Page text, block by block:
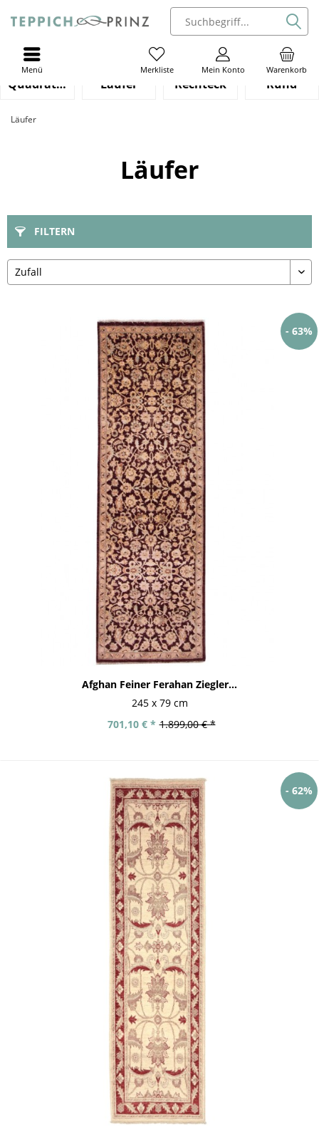
Warenkorb
Mein Konto
Merkliste
Menü
Quadratisch Läufer Rechteck Rund
Läufer
Läufer
FILTERN
- 63%
Afghan Feiner Ferahan Ziegler...
245 x 79 cm
1.899,00 € *
701,10 € *
- 62%